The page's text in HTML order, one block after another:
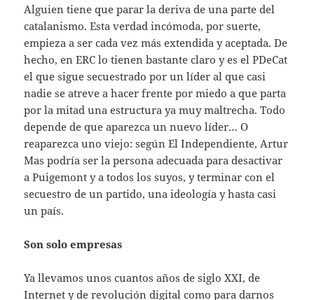
Alguien tiene que parar la deriva de una parte del
catalanismo. Esta verdad incómoda, por suerte,
empieza a ser cada vez más extendida y aceptada. De
hecho, en ERC lo tienen bastante claro y es el PDeCat
el que sigue secuestrado por un líder al que casi
nadie se atreve a hacer frente por miedo a que parta
por la mitad una estructura ya muy maltrecha. Todo
depende de que aparezca un nuevo líder… O
reaparezca uno viejo: según El Independiente, Artur
Mas podría ser la persona adecuada para desactivar
a Puigemont y a todos los suyos, y terminar con el
secuestro de un partido, una ideología y hasta casi
un país.
Son solo empresas
Ya llevamos unos cuantos años de siglo XXI, de
Internet y de revolución digital como para darnos